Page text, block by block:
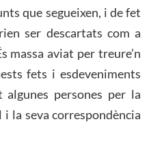
que segueixen, i de fet
ser descartats com a
massa aviat per treure’n
fets i esdeveniments
persones per la
la seva correspondència